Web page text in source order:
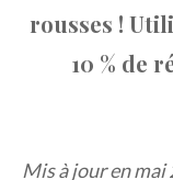
rousses !
10 % de
Mis à jour en mai